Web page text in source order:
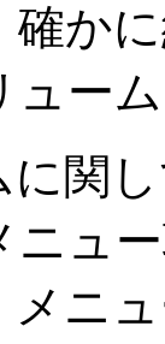
確か
ー
関し
ニュ
メニ